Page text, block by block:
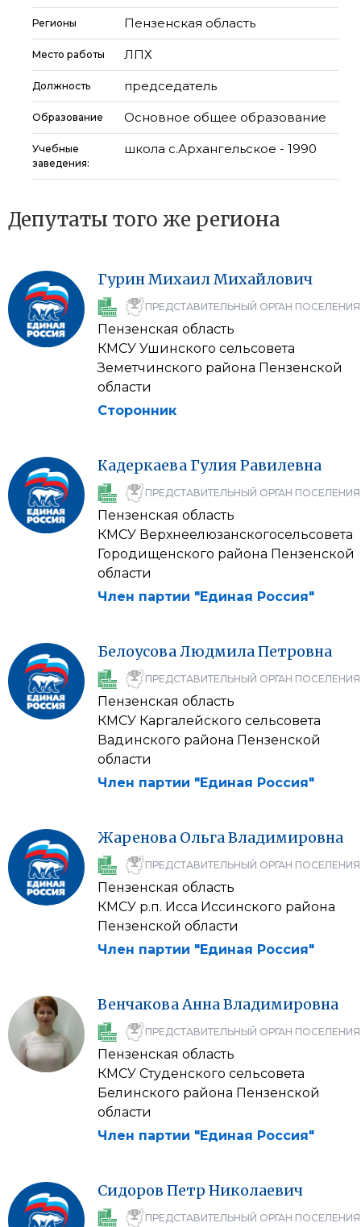
Регионы Пензенская область
Место работы ЛПХ
Должность председатель
Образование Основное общее образование
Учебные
заведения:
школа с.Архангельское - 1990
Депутаты того же региона
ГуринМихаилМихайлович
ПРЕДСТАВИТЕЛЬНЫЙ ОРГАН ПОСЕЛЕНИЯ
Пензенская область
КМСУ Ушинского сельсовета
Земетчинского района Пензенской
области
Сторонник
Кадеркаева ГулияРавилевна
ПРЕДСТАВИТЕЛЬНЫЙ ОРГАН ПОСЕЛЕНИЯ
Пензенская область
КМСУ Верхнеелюзанскогосельсовета
Городищенского района Пензенской
области
Член партии "Единая Россия"
БелоусоваЛюдмилаПетровна
ПРЕДСТАВИТЕЛЬНЫЙ ОРГАН ПОСЕЛЕНИЯ
Пензенская область
КМСУ Каргалейского сельсовета
Вадинского района Пензенской
области
Член партии "Единая Россия"
Жаренова ОльгаВладимировна
ПРЕДСТАВИТЕЛЬНЫЙ ОРГАН ПОСЕЛЕНИЯ
Пензенская область
КМСУ р.п. Исса Иссинского района
Пензенской области
Член партии "Единая Россия"
ВенчаковаАннаВладимировна
ПРЕДСТАВИТЕЛЬНЫЙ ОРГАН ПОСЕЛЕНИЯ
Пензенская область
КМСУ Студенского сельсовета
Белинского района Пензенской
области
Член партии "Единая Россия"
Сидоров Петр Николаевич
ПРЕДСТАВИТЕЛЬНЫЙ ОРГАН ПОСЕЛЕНИЯ